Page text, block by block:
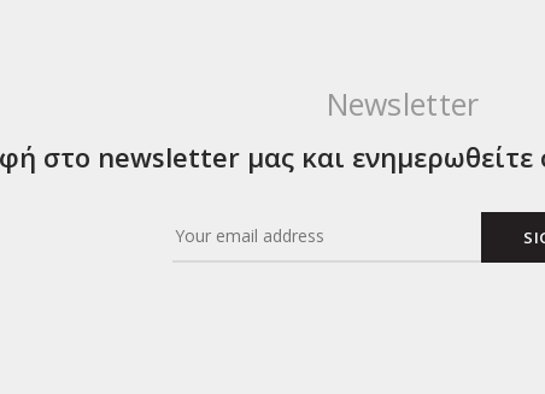
Newsletter
στο newsletter μας και ενημερωθείτε